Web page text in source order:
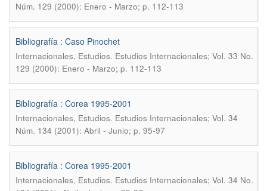
Núm. 129 (2000): Enero - Marzo; p. 112-113
Bibliografía : Caso Pinochet
Internacionales, Estudios. Estudios Internacionales; Vol. 33 No.
129 (2000): Enero - Marzo; p. 112-113
Bibliografía : Corea 1995-2001
Internacionales, Estudios. Estudios Internacionales; Vol. 34
Núm. 134 (2001): Abril - Junio; p. 95-97
Bibliografía : Corea 1995-2001
Internacionales, Estudios. Estudios Internacionales; Vol. 34 No.